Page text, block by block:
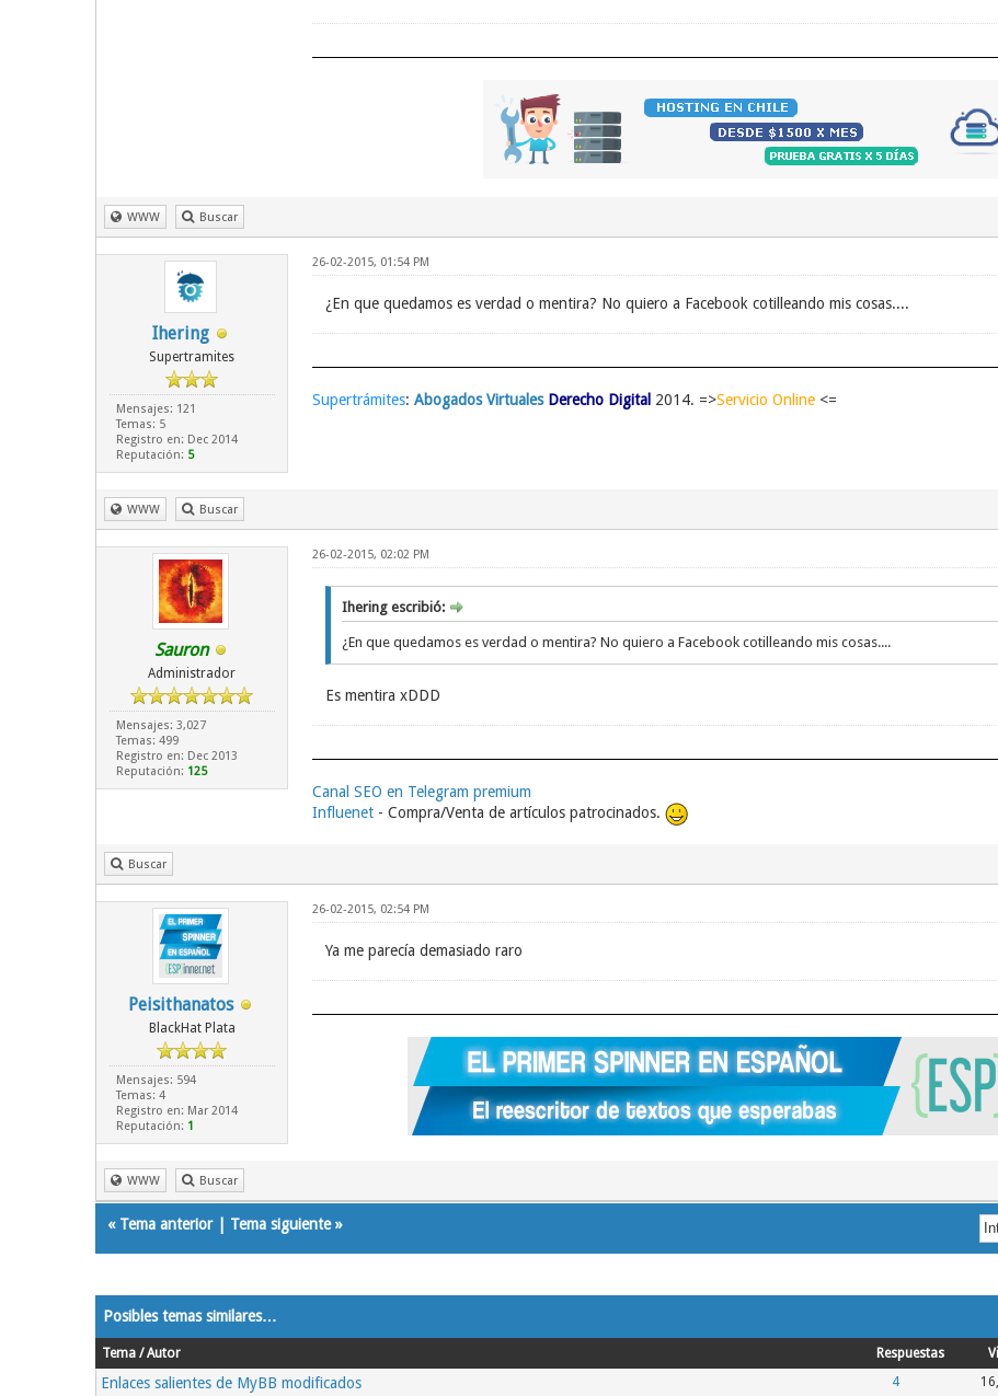
WWW Buscar
Ihering
Supertramites
Mensajes: 121
Temas: 5
Registro en: Dec 2014
Reputación: 5
26-02-2015, 01:54 PM
¿En que quedamos es verdad o mentira? No quiero a Facebook cotilleando mis cosas....
Supertrámites: Abogados VirtualesDerecho Digital 2014. =>Servicio Online<=
WWW Buscar
Sauron
Administrador
Mensajes: 3,027
Temas: 499
Registro en: Dec 2013
Reputación: 125
26-02-2015, 02:02 PM
Ihering escribió:
¿En que quedamos es verdad o mentira? No quiero a Facebook cotilleando mis cosas....
Es mentira xDDD
Canal SEO en Telegram premium
Influenet- Compra/Venta de artículos patrocinados.
Buscar
Peisithanatos
BlackHat Plata
Mensajes: 594
Temas: 4
Registro en: Mar 2014
Reputación: 1
26-02-2015, 02:54 PM
Ya me parecía demasiado raro
WWW Buscar
« Tema anterior| Tema siguiente»
Posibles temas similares…
Tema / Autor Respuestas
Enlaces salientes de MyBB modificados 4